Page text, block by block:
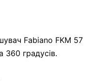
Fabiano FKM 57
градусів.